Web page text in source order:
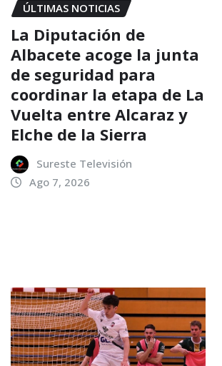
ÚLTIMAS NOTICIAS
La Diputación de
Albacete acoge la junta
de seguridad para
coordinar la etapa de La
Vuelta entre Alcaraz y
Elche de la Sierra
Sureste Televisión
Ago 7, 2026